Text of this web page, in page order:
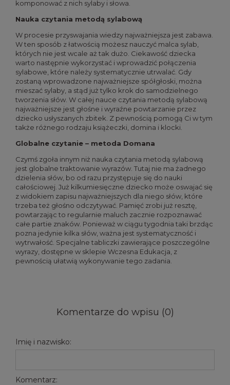
komponować z nich sylaby i słowa.
Nauka czytania metodą sylabową
W procesie przyswajania wiedzy najważniejsza jest zabawa.
W ten sposób z łatwością możesz nauczyć malca sylab,
których nie jest wcale aż tak dużo. Ciekawość dziecka
warto następnie wykorzystać i wprowadzić połączenia
sylabowe, które należy systematycznie utrwalać. Gdy
zostaną wprowadzone najważniejsze spółgłoski, można
mieszać sylaby, a stąd już tylko krok do samodzielnego
tworzenia słów. W całej nauce czytania metodą sylabową
najważniejsze jest głośne i wyraźne powtarzanie przez
dziecko usłyszanych zbitek. Z pewnością pomogą Ci w tym
także różnego rodzaju książeczki, domina i klocki.
Globalne czytanie – metoda Domana
Czymś zgoła innym niż nauka czytania metodą sylabową
jest globalne traktowanie wyrazów. Tutaj nie ma żadnego
dzielenia słów, bo od razu przystępuje się do nauki
całościowej. Już kilkumiesięczne dziecko może oswajać się
z widokiem zapisu najważniejszych dla niego słów, które
trzeba też głośno odczytywać. Pamięć zrobi już resztę,
powtarzając to regularnie maluch zacznie rozpoznawać
całe partie znaków. Ponieważ w ciągu tygodnia taki brzdąc
pozna jedynie kilka słów, ważna jest systematyczność i
wytrwałość. Specjalne tabliczki zawierające poszczególne
wyrazy, dostępne w sklepie Wczesna Edukacja, z
pewnością ułatwią wykonywanie tego zadania.
Komentarze do wpisu (0)
Imię i nazwisko:
Komentarz: